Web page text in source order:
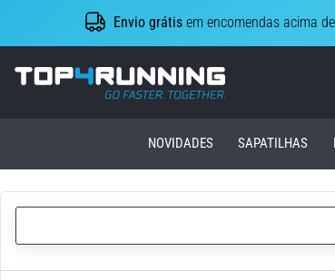
Envio grátis em encomendas acima
Top4Running.pt
NOVIDADES SAPATILHAS